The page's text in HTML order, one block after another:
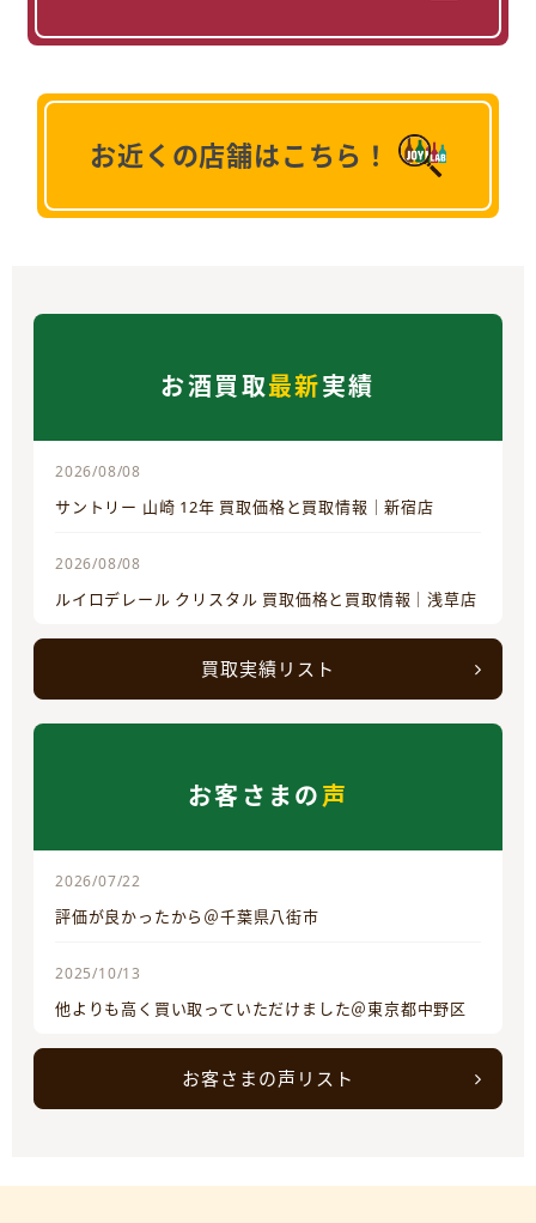
お近くの店舗はこちら！
お酒買取最新実績
2026/08/08
サントリー 山崎 12年 買取価格と買取情報｜新宿店
2026/08/08
ルイロデレール クリスタル 買取価格と買取情報｜浅草店
買取実績リスト
お客さまの声
2026/07/22
評価が良かったから＠千葉県八街市
2025/10/13
他よりも高く買い取っていただけました＠東京都中野区
お客さまの声リスト